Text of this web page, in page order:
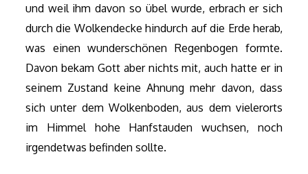
und weil ihm davon so übel wurde, erbrach er sich
durch die Wolkendecke hindurch auf die Erde herab,
was einen wunderschönen Regenbogen formte.
Davon bekam Gott aber nichts mit, auch hatte er in
seinem Zustand keine Ahnung mehr davon, dass
sich unter dem Wolkenboden, aus dem vielerorts
im Himmel hohe Hanfstauden wuchsen, noch
irgendetwas befinden sollte.